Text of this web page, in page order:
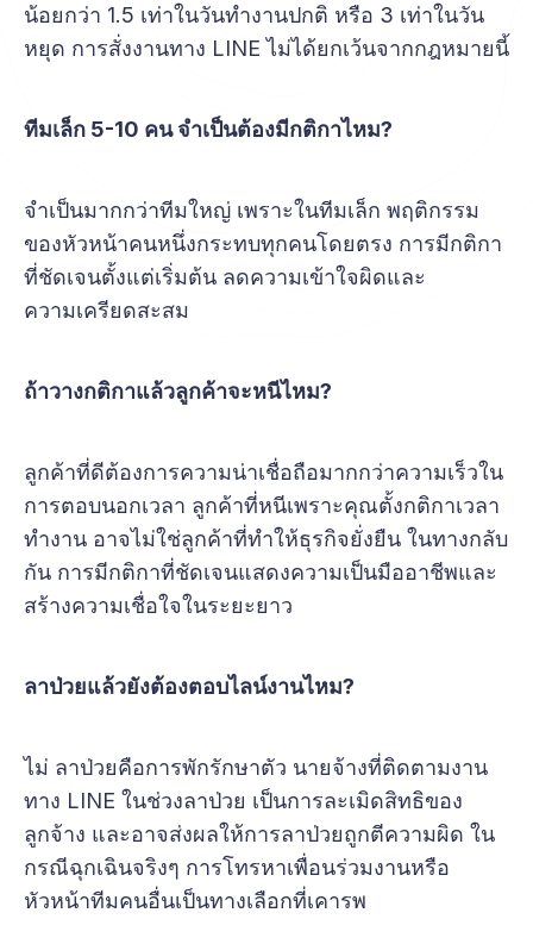
น้อยกว่า 1.5 เท่าในวันทำงานปกติ หรือ 3 เท่าในวัน
หยุด การสั่งงานทาง LINE ไม่ได้ยกเว้นจากกฎหมายนี้
ทีมเล็ก 5-10 คน จำเป็นต้องมีกติกาไหม?
จำเป็นมากกว่าทีมใหญ่ เพราะในทีมเล็ก พฤติกรรม
ของหัวหน้าคนหนึ่งกระทบทุกคนโดยตรง การมีกติกา
ที่ชัดเจนตั้งแต่เริ่มต้น ลดความเข้าใจผิดและ
ความเครียดสะสม
ถ้าวางกติกาแล้วลูกค้าจะหนีไหม?
ลูกค้าที่ดีต้องการความน่าเชื่อถือมากกว่าความเร็วใน
การตอบนอกเวลา ลูกค้าที่หนีเพราะคุณตั้งกติกาเวลา
ทำงาน อาจไม่ใช่ลูกค้าที่ทำให้ธุรกิจยั่งยืน ในทางกลับ
กัน การมีกติกาที่ชัดเจนแสดงความเป็นมืออาชีพและ
สร้างความเชื่อใจในระยะยาว
ลาป่วยแล้วยังต้องตอบไลน์งานไหม?
ไม่ ลาป่วยคือการพักรักษาตัว นายจ้างที่ติดตามงาน
ทาง LINE ในช่วงลาป่วย เป็นการละเมิดสิทธิของ
ลูกจ้าง และอาจส่งผลให้การลาป่วยถูกตีความผิด ใน
กรณีฉุกเฉินจริงๆ การโทรหาเพื่อนร่วมงานหรือ
หัวหน้าทีมคนอื่นเป็นทางเลือกที่เคารพ